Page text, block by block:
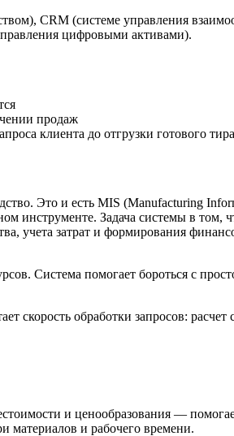
CRM (системе управления
цифровыми активами).
продаж
клиента до отгрузки готового
Это и есть MIS (Manufacturing
инструменте. Задача системы в том,
учета затрат и формирования
Система помогает бороться с
скорость обработки запросов:
и ценообразования —
материалов и рабочего времени.